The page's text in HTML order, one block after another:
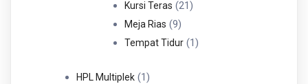
Produk
Kursi Teras 2121
Meja Rias 99
Produk
Tempat Tidur 11
HPL Multiplek 11